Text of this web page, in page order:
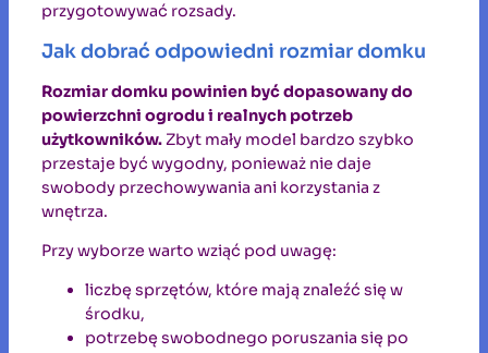
przygotowywać rozsady.
Jak dobrać odpowiedni rozmiar domku
Rozmiar domku powinien być dopasowany do
powierzchni ogrodu i realnych potrzeb
użytkowników.Zbyt mały model bardzo szybko
przestaje być wygodny, ponieważ nie daje
swobody przechowywania ani korzystania z
wnętrza.
Przy wyborze warto wziąć pod uwagę:
liczbę sprzętów, które mają znaleźć się w
środku,
potrzebę swobodnego poruszania się po